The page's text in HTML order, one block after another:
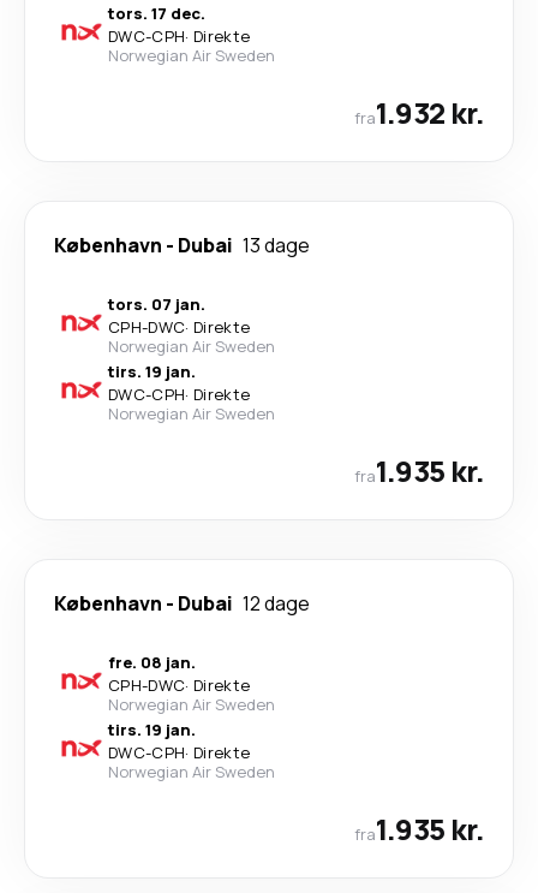
tors. 17 dec.
DWC-CPH· Direkte
Norwegian Air Sweden
fra1.932 kr.
København - Dubai 13 dage
tors. 07 jan.
CPH-DWC· Direkte
Norwegian Air Sweden
tirs. 19 jan.
DWC-CPH· Direkte
Norwegian Air Sweden
fra1.935 kr.
København - Dubai 12 dage
fre. 08 jan.
CPH-DWC· Direkte
Norwegian Air Sweden
tirs. 19 jan.
DWC-CPH· Direkte
Norwegian Air Sweden
fra1.935 kr.